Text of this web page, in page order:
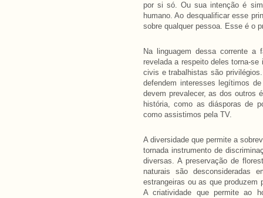
por si só. Ou sua intenção é
humano. Ao desqualificar esse
sobre qualquer pessoa. Esse é o
Na linguagem dessa corrente a
revelada a respeito deles torna-
civis e trabalhistas são
defendem interesses legítimos
devem prevalecer, as dos outros
história, como as diásporas de
como assistimos pela TV.
A diversidade que permite a
tornada instrumento de
diversas. A preservação de
naturais são desconsideradas
estrangeiras ou as que produzem
A criatividade que permite ao